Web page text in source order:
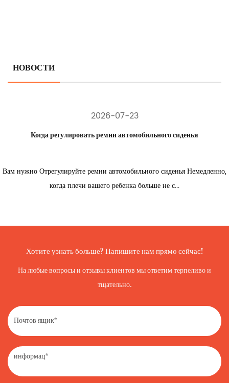
НОВОСТИ
2026-07-23
Когда регулировать ремни автомобильного сиденья
Вам нужно Отрегулируйте ремни автомобильного сиденья Немедленно,
когда плечи вашего ребенка больше не с...
Хотите узнать больше? Напишите нам прямо сейчас!
На любые вопросы и отзывы клиентов мы ответим терпеливо и
тщательно.